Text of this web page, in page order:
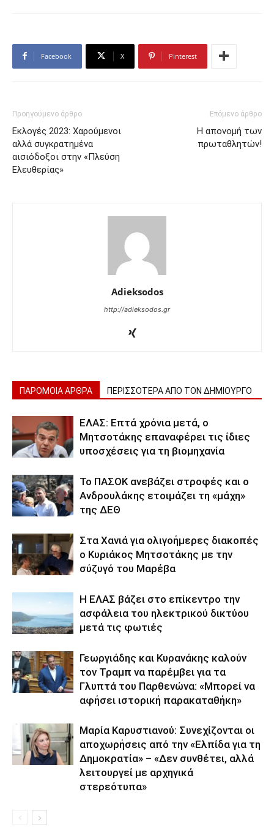
Facebook X Pinterest
Προηγούμενο άρθρο
Εκλογές 2023: Χαρούμενοι
αλλά συγκρατημένα
αισιόδοξοι στην «Πλεύση
Ελευθερίας»
Επόμενο άρθρο
Η απονομή των
πρωταθλητών!
Adieksodos
http://adieksodos.gr
ΠΑΡΟΜΟΙΑ ΑΡΘΡΑ ΠΕΡΙΣΣΟΤΕΡΑ ΑΠΟ ΤΟΝ ΔΗΜΙΟΥΡΓΟ
ΕΛΑΣ: Επτά χρόνια μετά, ο
Μητσοτάκης επαναφέρει τις ίδιες
υποσχέσεις για τη βιομηχανία
Το ΠΑΣΟΚ ανεβάζει στροφές και ο
Ανδρουλάκης ετοιμάζει τη «μάχη»
της ΔΕΘ
Στα Χανιά για ολιγοήμερες διακοπές
ο Κυριάκος Μητσοτάκης με την
σύζυγό του Μαρέβα
Η ΕΛΑΣ βάζει στο επίκεντρο την
ασφάλεια του ηλεκτρικού δικτύου
μετά τις φωτιές
Γεωργιάδης και Κυρανάκης καλούν
τον Τραμπ να παρέμβει για τα
Γλυπτά του Παρθενώνα: «Μπορεί να
αφήσει ιστορική παρακαταθήκη»
Μαρία Καρυστιανού: Συνεχίζονται οι
αποχωρήσεις από την «Ελπίδα για τη
Δημοκρατία» – «Δεν συνθέτει, αλλά
λειτουργεί με αρχηγικά
στερεότυπα»